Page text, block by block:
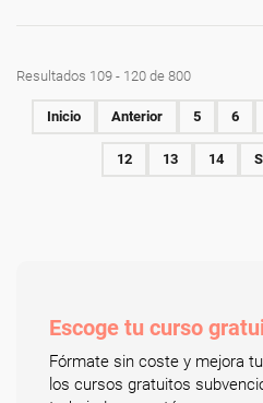
Resultados 109 - 120 de 800
Inicio Anterior 5 6
12 13 14
Escoge tu curso
Fórmate sin coste y mejora
los cursos gratuitos